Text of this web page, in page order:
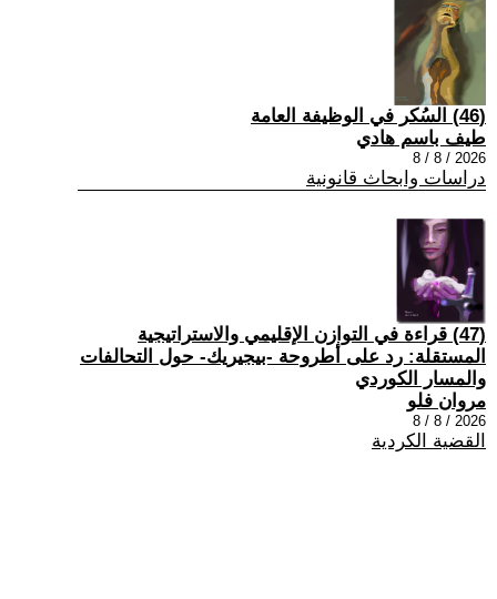
(46) السُكر في الوظيفة العامة
طيف باسم هادي
2026 / 8 / 8
دراسات وابحاث قانونية
(47) قراءة في التوازن الإقليمي والاستراتيجية
المستقلة: رد على أطروحة -بيجيريك- حول التحالفات
والمسار الكوردي
مروان فلو
2026 / 8 / 8
القضية الكردية